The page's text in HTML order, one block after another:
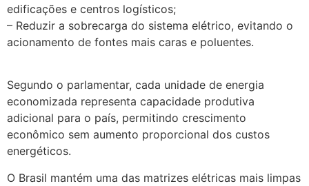
edificações e centros logísticos;
– Reduzir a sobrecarga do sistema elétrico, evitando o
acionamento de fontes mais caras e poluentes.
Segundo o parlamentar, cada unidade de energia
economizada representa capacidade produtiva
adicional para o país, permitindo crescimento
econômico sem aumento proporcional dos custos
energéticos.
O Brasil mantém uma das matrizes elétricas mais limpas